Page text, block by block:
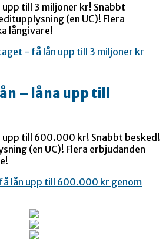
till 3 miljoner kr! Snabbt
(en UC)! Flera
långivare!
– låna upp till
upp till 600.000 kr! Snabbt besked!
(en UC)! Flera erbjudanden